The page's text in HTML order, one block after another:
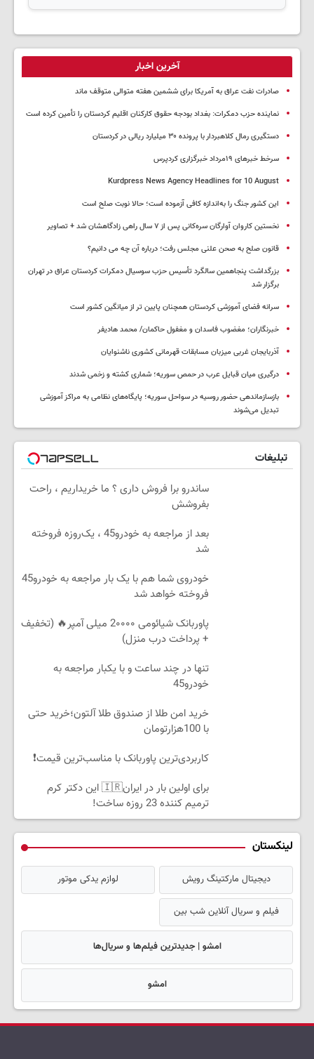
آخرین اخبار
صادرات نفت عراق به آمریکا برای ششمین هفته متوالی متوقف ماند
نماینده حزب دمکرات: بغداد بودجه حقوق کارکنان اقلیم کردستان را تأمین کرده است
دستگیری رمال کلاهبردار با پرونده ۳۰ میلیارد ریالی در کردستان
سرخط خبرهای ۱۹مرداد خبرگزاری کردپرس
Kurdpress News Agency Headlines for 10 August
این کشور جنگ را به‌اندازه کافی آزموده است؛ حالا نوبت صلح است
نخستین کاروان آوارگان سره‌کانی پس از ۷ سال راهی زادگاهشان شد + تصاویر
قانون صلح به صحن علنی مجلس رفت؛ درباره آن چه می دانیم؟
بزرگداشت پنجاهمین سالگرد تأسیس حزب سوسیال دمکرات کردستان عراق در تهران
برگزار شد
سرانه فضای آموزشی کردستان همچنان پایین تر از میانگین کشور است
خبرنگاران؛ مغضوب فاسدان و مغفول حاکمان/ محمد هادیفر
آذربایجان غربی میزبان مسابقات قهرمانی کشوری ناشنوایان
درگیری میان قبایل عرب در حمص سوریه؛ شماری کشته و زخمی شدند
بازسازماندهی حضور روسیه در سواحل سوریه؛ پایگاه‌های نظامی به مراکز آموزشی
تبدیل می‌شوند
تبلیغات
ساندرو برا فروش داری ؟ ما خریداریم ، راحت
بفروشش
بعد از مراجعه به خودرو45 ، یک‌روزه فروخته
شد
خودروی شما هم با یک بار مراجعه به خودرو45
فروخته خواهد شد
پاوربانک شیائومی 2۰۰۰۰ میلی آمپر🔥 (تخفیف
+ پرداخت درب منزل)
تنها در چند ساعت و با یکبار مراجعه به
خودرو45
خرید امن طلا از صندوق طلا آلتون؛خرید حتی
با 100هزارتومان
کاربردی‌ترین پاوربانک با مناسب‌ترین قیمت❗
برای اولین بار در ایران🇮🇷 این دکتر کرم
ترمیم کننده 23 روزه ساخت!
لینکستان
دیجیتال مارکتینگ رویش لوازم یدکی موتور
فیلم و سریال آنلاین شب بین
امشو | جدیدترین فیلم‌ها و سریال‌ها
امشو